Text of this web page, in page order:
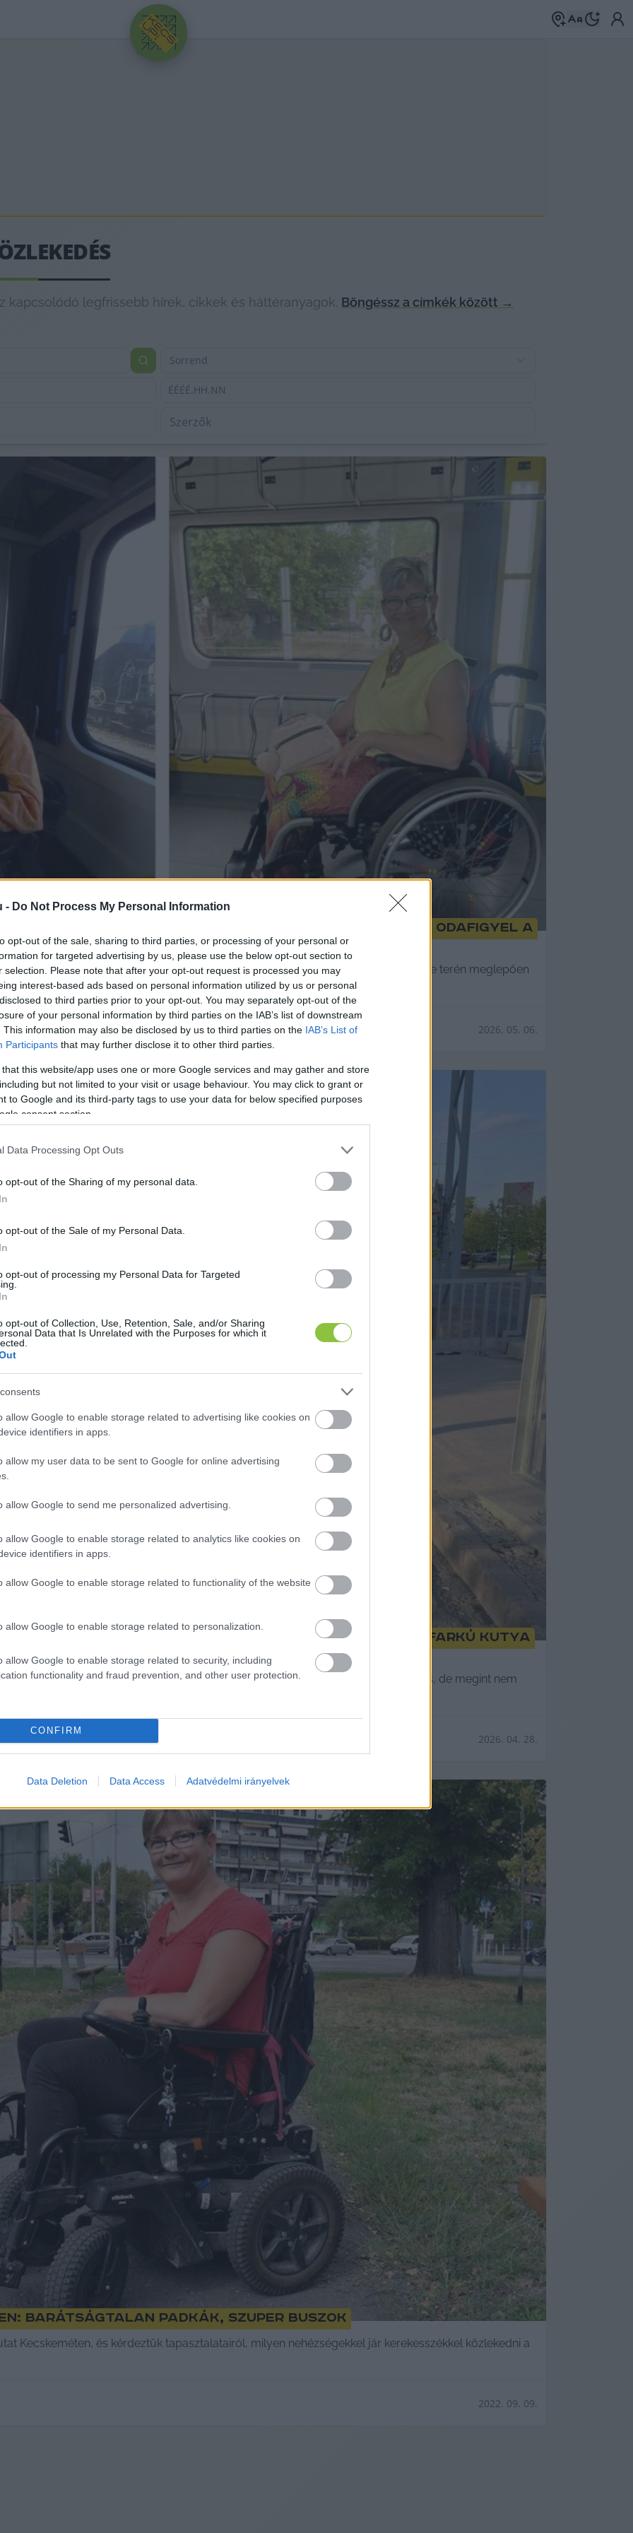
- Do Not Process My Personal Information
opt-out of the sale, sharing to third parties, or processing of your personal or
for targeted advertising by us, please use the below opt-out section to
selection. Please note that after your opt-out request is processed you may
interest-based ads based on personal information utilized by us or personal
to third parties prior to your opt-out. You may separately opt-out of the
of your personal information by third parties on the IAB’s list of downstream
This information may also be disclosed by us to third parties on the IAB’s List of
Participants that may further disclose it to other third parties.
that this website/app uses one or more Google services and may gather and store
but not limited to your visit or usage behaviour. You may click to grant or
to Google and its third-party tags to use your data for below specified purposes
consent section.
Data Processing Opt Outs
opt-out of the Sharing of my personal data.
opt-out of the Sale of my Personal Data.
opt-out of processing my Personal Data for Targeted
opt-out of Collection, Use, Retention, Sale, and/or Sharing
Data that Is Unrelated with the Purposes for which it
allow Google to enable storage related to advertising like cookies on
identifiers in apps.
allow my user data to be sent to Google for online advertising
allow Google to send me personalized advertising.
allow Google to enable storage related to analytics like cookies on
identifiers in apps.
allow Google to enable storage related to functionality of the website
allow Google to enable storage related to personalization.
allow Google to enable storage related to security, including
functionality and fraud prevention, and other user protection.
CONFIRM
Data Deletion Data Access Adatvédelmi irányelvek
HIRDETÉS
kapcsolódó legfrissebb hírek, cikkek és háttéranyagok. Böngéssz a címkék között →
Sorrend
ÉÉÉÉ.HH.NN
kérni”: Gyöngyi szerint a MÁV már kicsit jobban odafigyel a
a veszély, hogy lemarad a csatlakozásokról, azonban a fel-és leszállások segítése terén meglepően
2026. 05. 06.
sürget a Halasi úti felüljáró mellett a Kétfarkú Kutya
"nehéz szülés volt, nagyon hosszú vajúdás után, autós szempontból okés, de megint nem
2026. 04. 28.
barátságtalan padkák, szuper buszok
Kecskeméten, és kérdeztük tapasztalatairól, milyen nehézségekkel jár kerekesszékkel közlekedni a
2022. 09. 09.